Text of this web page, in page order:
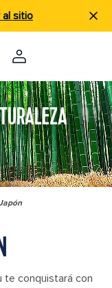
al sitio
te conquistará con